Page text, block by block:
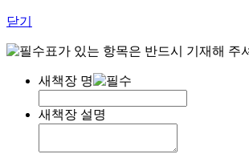
닫기
표가 있는 항목은 반드시 기재해 주
새책장 명
새책장 설명